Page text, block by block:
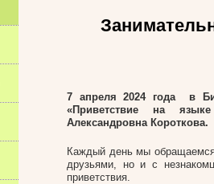
7 апреля 2024 года в
«Приветствие на
Александровна Короткова.
Каждый день мы
друзьями, но и с
приветствия.